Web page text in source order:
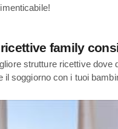
family
strutture ricettive dove
il soggiorno con i tuoi